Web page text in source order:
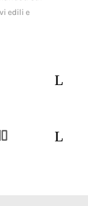
edili e